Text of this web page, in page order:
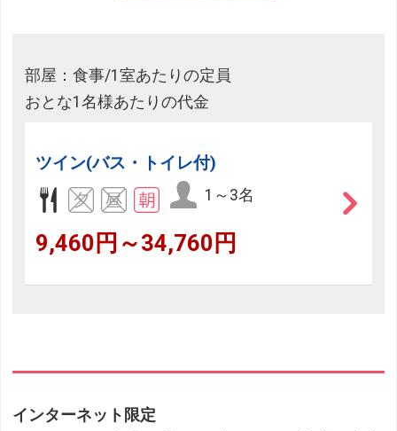
部屋：食事/1室あたりの定員
おとな1名様あたりの代金
ツイン(バス・トイレ付)
1～3名
9,460円～34,760円
インターネット限定